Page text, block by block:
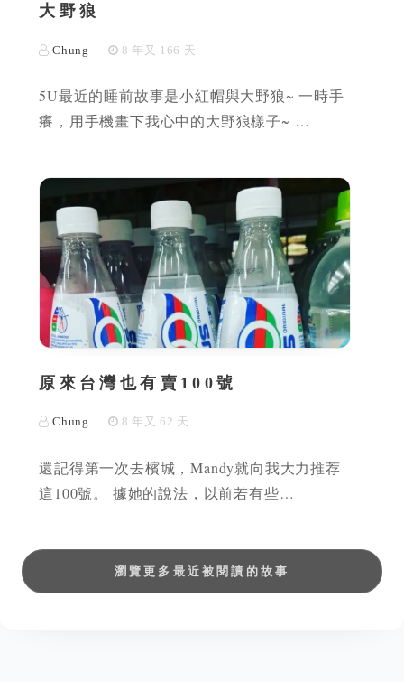
大野狼
Chung 8 年又 166 天
5U最近的睡前故事是小紅帽與大野狼~ 一時手
癢，用手機畫下我心中的大野狼樣子~ …
原來台灣也有賣100號
Chung 8 年又 62 天
還記得第一次去檳城，Mandy就向我大力推荐
這100號。 據她的說法，以前若有些…
瀏覽更多最近被閱讀的故事